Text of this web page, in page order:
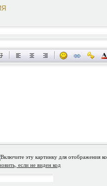
если не виден код